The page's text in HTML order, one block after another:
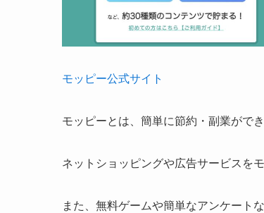
モッピー公式サイト
モッピーとは、簡単に節約・副業がで
ネットショッピングや広告サービスを
また、無料ゲームや簡単なアンケート